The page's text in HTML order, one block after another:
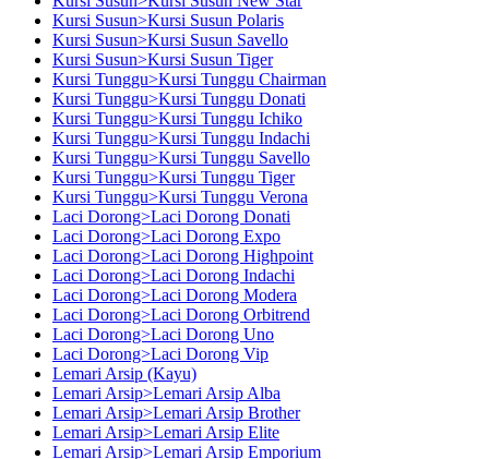
Kursi Susun>Kursi Susun Polaris
Kursi Susun>Kursi Susun Savello
Kursi Susun>Kursi Susun Tiger
Kursi Tunggu>Kursi Tunggu Chairman
Kursi Tunggu>Kursi Tunggu Donati
Kursi Tunggu>Kursi Tunggu Ichiko
Kursi Tunggu>Kursi Tunggu Indachi
Kursi Tunggu>Kursi Tunggu Savello
Kursi Tunggu>Kursi Tunggu Tiger
Kursi Tunggu>Kursi Tunggu Verona
Laci Dorong>Laci Dorong Donati
Laci Dorong>Laci Dorong Expo
Laci Dorong>Laci Dorong Highpoint
Laci Dorong>Laci Dorong Indachi
Laci Dorong>Laci Dorong Modera
Laci Dorong>Laci Dorong Orbitrend
Laci Dorong>Laci Dorong Uno
Laci Dorong>Laci Dorong Vip
Lemari Arsip (Kayu)
Lemari Arsip>Lemari Arsip Alba
Lemari Arsip>Lemari Arsip Brother
Lemari Arsip>Lemari Arsip Elite
Lemari Arsip>Lemari Arsip Emporium